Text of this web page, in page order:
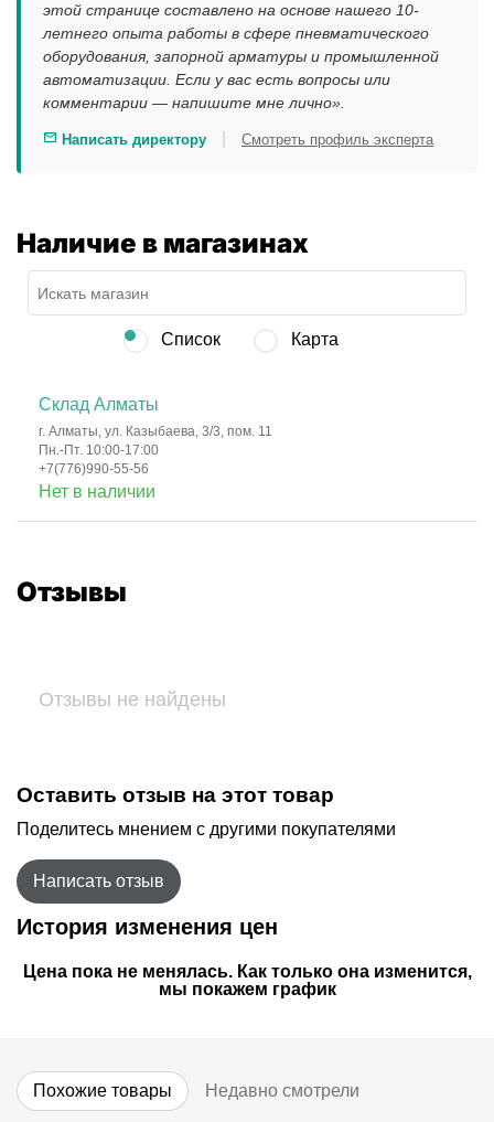
этой странице составлено на основе нашего 10-
летнего опыта работы в сфере пневматического
оборудования, запорной арматуры и промышленной
автоматизации. Если у вас есть вопросы или
комментарии — напишите мне лично».
Написать директору Смотреть профиль эксперта
Наличие в магазинах
Список Карта
Склад Алматы
г. Алматы, ул. Казыбаева, 3/3, пом. 11
Пн.-Пт. 10:00-17:00
+7(776)990-55-56
Нет в наличии
Отзывы
Отзывы не найдены
Оставить отзыв на этот товар
Поделитесь мнением с другими покупателями
Написать отзыв
История изменения цен
Цена пока не менялась. Как только она изменится,
мы покажем график
Похожие товары Недавно смотрели